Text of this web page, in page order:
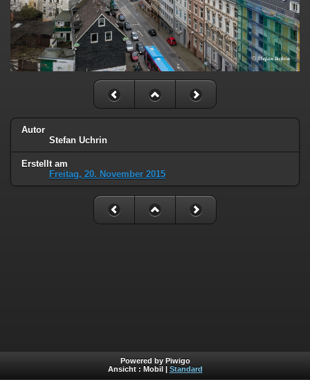
Autor
Stefan Uchrin
Erstellt am
Freitag, 20. November 2015
Powered by Piwigo
Ansicht : Mobil Standard